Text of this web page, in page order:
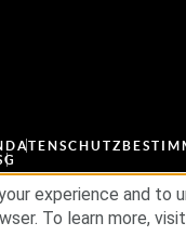
experience and
To learn more,